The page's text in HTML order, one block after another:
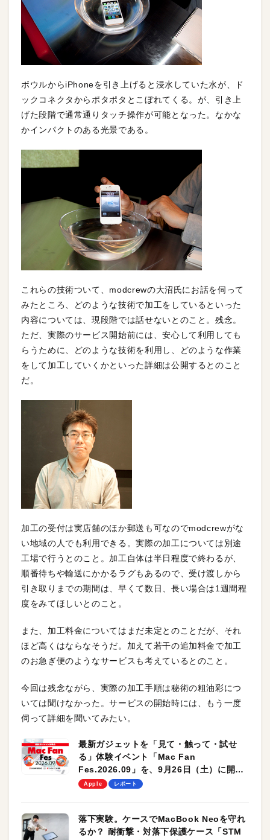
ボウルからiPhoneを引き上げると浸水していた水が、ド
ックコネクタからポタポタとこぼれてくる。が、引き上
げた段階で通常通りタッチ操作が可能となった。なかな
かインパクトのある光景である。
これらの技術ついて、modcrewの大沼氏にお話を伺って
みたところ、どのような技術で加工をしているといった
内容については、現段階では話せないとのこと。残念。
ただ、実際のサービス開始前には、安心して利用しても
らうために、どのような技術を利用し、どのような作業
をして加工していくかといった詳細は公開するとのこと
だ。
加工の受付は実店舗のほか郵送も可なのでmodcrewがな
い地域の人でも利用できる。実際の加工については別途
工場で行うとのこと。加工自体は半日程度で終わるが、
順番待ちや輸送にかかるラグもあるので、受け渡しから
引き取りまでの期間は、早くて数日、長い場合は1週間程
度をみてほしいとのこと。
また、加工料金についてはまだ未定とのことだが、それ
ほど高くはならなそうだ。加えて若干の追加料金で加工
のお急ぎ便のようなサービスも考えているとのこと。
今回は残念ながら、実際の加工手順は秘術の粗油彩につ
いては聞けなかった。サービスの開始時には、もう一度
伺って詳細を聞いてみたい。
最新ガジェットを「見て・触って・試せ
る」体験イベント「Mac Fan
Fes.2026.09」を、9月26日（土）に開催
します！
Apple レポート
落下実験。ケースでMacBook Neoを守れ
るか？ 耐衝撃・対落下保護ケース「STM